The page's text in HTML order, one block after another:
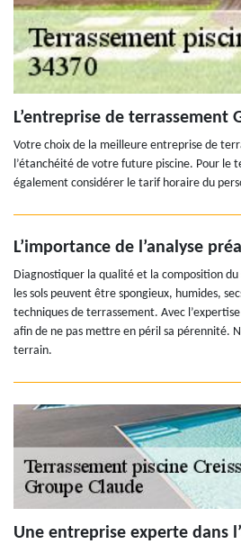
L’entreprise de terrassement
Votre choix de la meilleure entreprise de
l’étanchéité de votre future piscine. Pour le
également considérer le tarif horaire du
L’importance de l’analyse
Diagnostiquer la qualité et la composition
les sols peuvent être spongieux, humides,
techniques de terrassement. Avec
afin de ne pas mettre en péril sa pérennité.
terrain.
Une entreprise experte dans